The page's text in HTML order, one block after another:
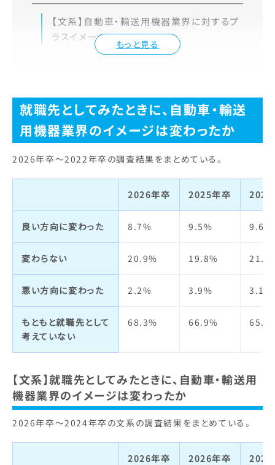
もっと見る
【文系】自動車・輸送用機器業界に対するプ
ラスイメージ
就職先としてみたときに、自動車・輸送
用機器業界のイメージは変わったか
2026年卒～2022年卒の調査結果をまとめている。
2026年卒 2025年卒 2024
良い方向に変わった 8.7% 9.5% 9.6%
変わらない 20.9% 19.8%
悪い方向に変わった 2.2% 3.9% 3.1%
もともと就職先として
考えていない
68.3% 66.9%
【文系】就職先としてみたときに、自動車・輸送用
機器業界のイメージは変わったか
2026年卒～2024年卒の文系の調査結果をまとめている。
2026年卒
2026年卒
2025